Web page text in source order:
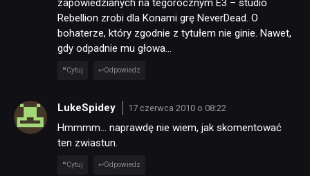
NEWSY
RECENZJE
PUBLICYSTYKA
zapowiedzianych na tegorocznym E3 – studio
Rebellion zrobi dla Konami grę NeverDead. O
bohaterze, który zgodnie z tytułem nie ginie. Nawet,
gdy odpadnie mu głowa…
Cytuj Odpowiedz
LukeSpidey 17 czerwca 2010 o 08:22
Hmmmm… naprawdę nie wiem, jak skomentować
ten zwiastun.
Cytuj Odpowiedz